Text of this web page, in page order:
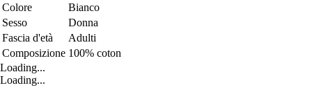
Colore
Bianco
Sesso
Donna
Fascia d'età
Adulti
Composizione 100% coton
Loading...
Loading...